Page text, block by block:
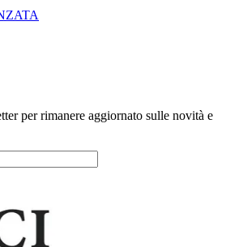
per rimanere aggiornato sulle novità e